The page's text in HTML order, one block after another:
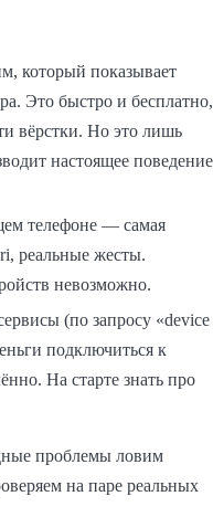
который показывает
Это быстро и бесплатно,
вёрстки. Но это лишь
настоящее поведение
телефоне — самая
реальные жесты.
невозможно.
(по запросу «device
подключиться к
На старте знать про
проблемы ловим
на паре реальных